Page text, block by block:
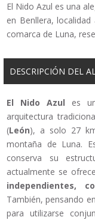
El Nido Azul es una
en Benllera,
comarca de Luna,
DESCRIPCIÓN DEL
El Nido Azul es
arquitectura
(León), a solo 27
montaña de Luna.
conserva su
actualmente se
independientes,
También, pensando
para utilizarse